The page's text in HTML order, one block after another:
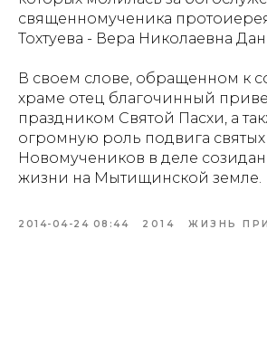
священномученика
Тохтуева - Вера Николаевна
В своем слове, обращенном к
храме отец благочинный
праздником Святой Пасхи, а
огромную роль подвига святых
Новомучеников в деле
жизни на Мытищинской земле.
2014-04-24 08:44 2014 ЖИЗНЬ